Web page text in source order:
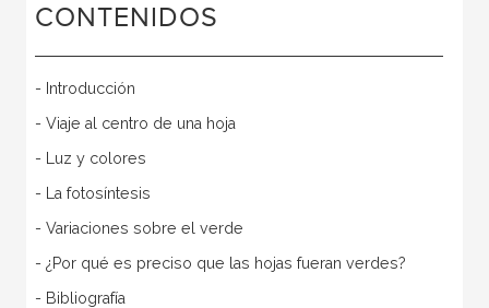
CONTENIDOS
- Introducción
- Viaje al centro de una hoja
- Luz y colores
- La fotosíntesis
- Variaciones sobre el verde
- ¿Por qué es preciso que las hojas fueran verdes?
- Bibliografía